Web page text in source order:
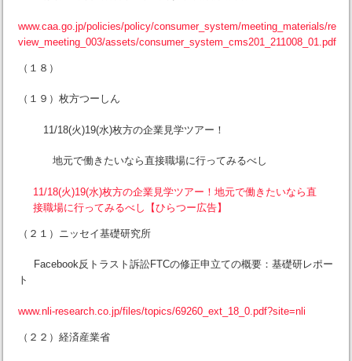
www.caa.go.jp/policies/policy/consumer_system/meeting_materials/re
view_meeting_003/assets/consumer_system_cms201_211008_01.pdf
（１８）
（１９）枚方つーしん
11/18(火)19(水)枚方の企業見学ツアー！
地元で働きたいなら直接職場に行ってみるべし
11/18(火)19(水)枚方の企業見学ツアー！地元で働きたいなら直
接職場に行ってみるべし【ひらつー広告】
（２１）ニッセイ基礎研究所
Facebook反トラスト訴訟FTCの修正申立ての概要：基礎研レポー
ト
www.nli-research.co.jp/files/topics/69260_ext_18_0.pdf?site=nli
（２２）経済産業省